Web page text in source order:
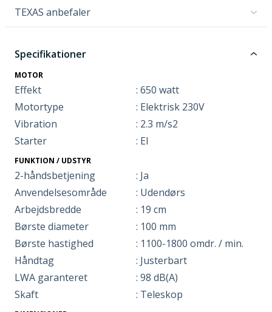
TEXAS anbefaler
Specifikationer
MOTOR
Effekt
: 650 watt
Motortype
: Elektrisk 230V
Vibration
: 2.3 m/s2
Starter
: El
FUNKTION / UDSTYR
2-håndsbetjening
: Ja
Anvendelsesområde
: Udendørs
Arbejdsbredde
: 19 cm
Børste diameter
: 100 mm
Børste hastighed
: 1100-1800 omdr. / min.
Håndtag
: Justerbart
LWA garanteret
: 98 dB(A)
Skaft
: Teleskop